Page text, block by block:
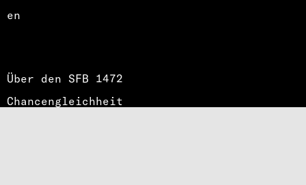
en
Über den SFB 1472
Chancengleichheit